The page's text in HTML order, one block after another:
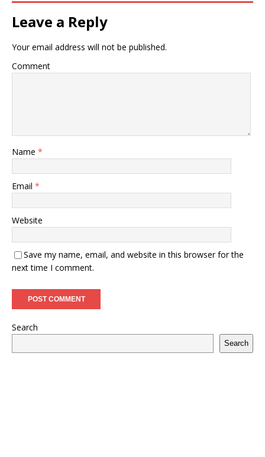
Leave a Reply
Your email address will not be published.
Comment
Name *
Email *
Website
Save my name, email, and website in this browser for the
next time I comment.
Search
Search